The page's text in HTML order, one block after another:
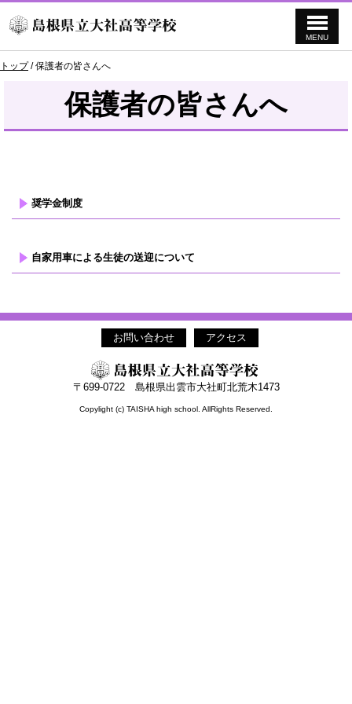
MENU
現
トップ/保護者の皆さんへ
保護者の皆さんへ
奨学金制度
自家用車による生徒の送迎について
お問い合わせ アクセス
〒699-0722 島根県出雲市大社町北荒木1473
Copylight (c) TAISHA high school. AllRights Reserved.